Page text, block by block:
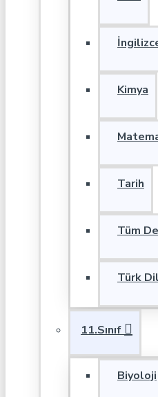
Kimya
Tarih
Tüm
Türk
11.Sınıf
Biyoloji